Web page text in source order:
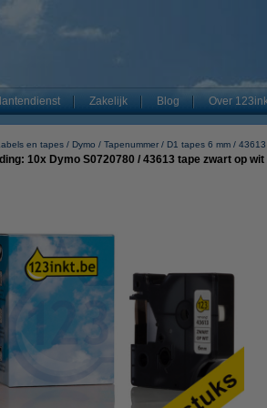
Zakelijk Blog Over
en tapes Dymo Tapenummer D1 tapes 6 mm 43613
10x Dymo S0720780 / 43613 tape zwart op